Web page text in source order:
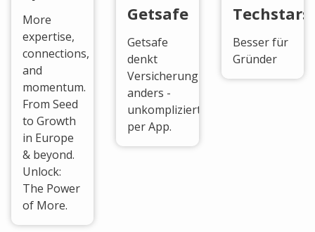
More
expertise,
connections,
and
momentum.
From Seed
to Growth
in Europe
& beyond.
Unlock:
The Power
of More.
Getsafe
Getsafe
denkt
Versicherung
anders -
unkompliziert
per App.
Techstars
Besser für
Gründer